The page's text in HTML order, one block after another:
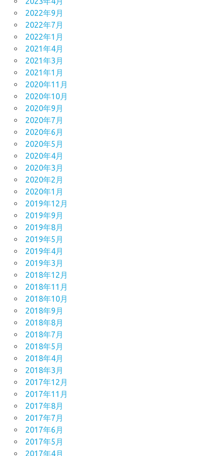
2022年9月
2022年7月
2022年1月
2021年4月
2021年3月
2021年1月
2020年11月
2020年10月
2020年9月
2020年7月
2020年6月
2020年5月
2020年4月
2020年3月
2020年2月
2020年1月
2019年12月
2019年9月
2019年8月
2019年5月
2019年4月
2019年3月
2018年12月
2018年11月
2018年10月
2018年9月
2018年8月
2018年7月
2018年5月
2018年4月
2018年3月
2017年12月
2017年11月
2017年8月
2017年7月
2017年6月
2017年5月
2017年4月